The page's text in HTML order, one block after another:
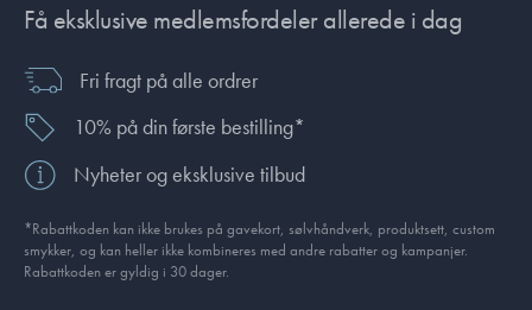
Få eksklusive medlemsfordeler allerede i dag
Fri fragt på alle ordrer
10% på din første bestilling*
Nyheter og eksklusive tilbud
*Rabattkoden kan ikke brukes på gavekort, sølvhåndverk, produkt­sett, custom
smykker, og kan heller ikke kombineres med andre rabatter og kampanjer.
Rabattkoden er gyldig i 30 dager.